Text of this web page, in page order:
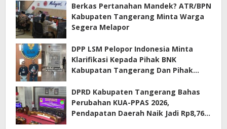
Berkas Pertanahan Mandek? ATR/BPN
Kabupaten Tangerang Minta Warga
Segera Melapor
DPP LSM Pelopor Indonesia Minta
Klarifikasi Kepada Pihak BNK
Kabupatan Tangerang Dan Pihak
Terkait Sewa Kamar Per Jam
DPRD Kabupaten Tangerang Bahas
Perubahan KUA-PPAS 2026,
Pendapatan Daerah Naik Jadi Rp8,76